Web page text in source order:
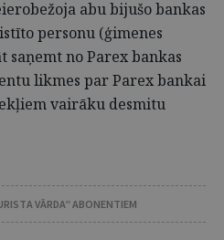
abu bijušo bankas
personu (ģimenes
no Parex bankas
likmes par Parex bankai
vairāku desmitu
VĀRDA” ABONENTIEM